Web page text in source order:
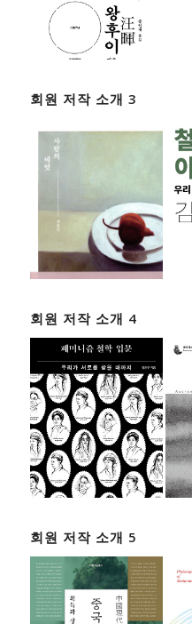
회원 저작 소개 3
회원 저작 소개 4
회원 저작 소개 5